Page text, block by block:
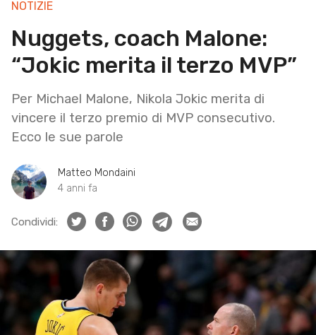
NOTIZIE
Nuggets, coach Malone:
“Jokic merita il terzo MVP”
Per Michael Malone, Nikola Jokic merita di
vincere il terzo premio di MVP consecutivo.
Ecco le sue parole
Matteo Mondaini
4 anni fa
Condividi: